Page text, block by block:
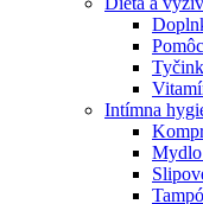
Intímna
Mydlo